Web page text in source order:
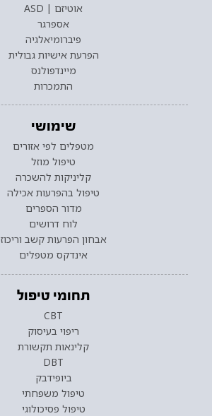
אוטיזם | ASD
אספרגר
פיברומיאלגיה
הפרעת אישיות גבולית
מיינדפולנס
התמכרות
שימושי
מטפלים לפי אזורים
טיפול מוזל
קליניקות להשכרה
טיפול בהפרעות אכילה
מדור הספרים
לוח דרושים
אבחון הפרעות קשב וריכוז
אינדקס מטפלים
תחומי טיפול
CBT
ריפוי בעיסוק
קלינאות תקשורת
DBT
ביופידבק
טיפול משפחתי
טיפול פסיכולוגי